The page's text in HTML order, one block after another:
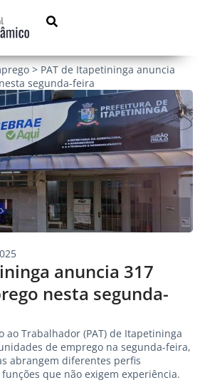
> PAT de Itapetininga anuncia
segunda-feira
anuncia 317
nesta segunda-
ao Trabalhador (PAT) de Itapetininga
de emprego na segunda-feira,
abrangem diferentes perfis
que não exigem experiência.